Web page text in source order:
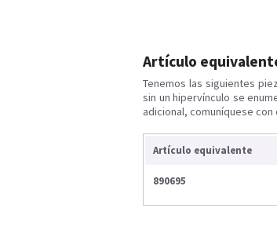
Artículo
Tenemos las siguientes
sin un hipervínculo se
adicional, comuníquese
Artículo equivalente
890695